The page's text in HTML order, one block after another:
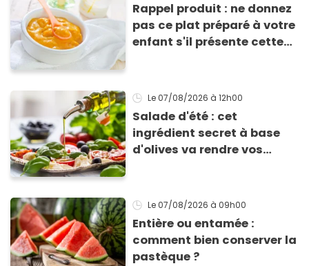
Rappel produit : ne donnez
pas ce plat préparé à votre
enfant s'il présente cette
Le 07/08/2026 à 12h00
Salade d'été : cet
ingrédient secret à base
d'olives va rendre vos
Le 07/08/2026 à 09h00
Entière ou entamée :
comment bien conserver la
pastèque ?